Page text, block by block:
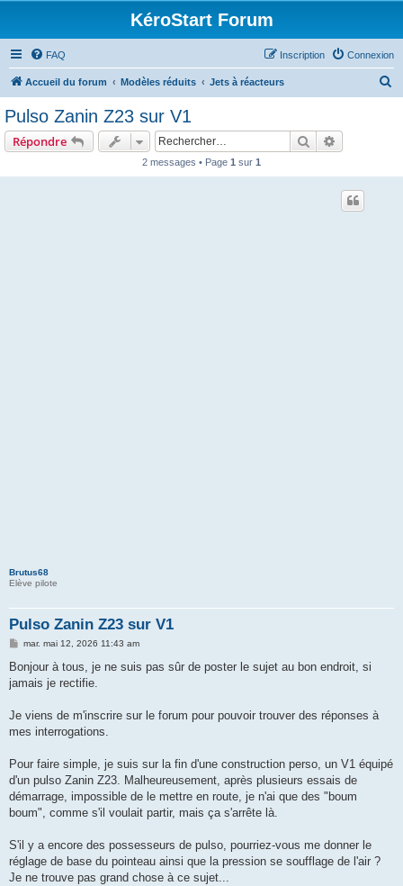
KéroStart Forum
FAQ Connexion
Inscription
Accueil du forum Modèles réduits Jets à réacteurs
Pulso Zanin Z23 sur V1
Répondre Rechercher
2 messages • Page 1 sur 1
Brutus68
Elève pilote
Pulso Zanin Z23 sur V1
M
s
a
mar. mai 12, 2026 11:43 am
Bonjour à tous, je ne suis pas sûr de poster le sujet au bon endroit, si
jamais je rectifie.
Je viens de m'inscrire sur le forum pour pouvoir trouver des réponses à
mes interrogations.
Pour faire simple, je suis sur la fin d'une construction perso, un V1 équipé
d'un pulso Zanin Z23. Malheureusement, après plusieurs essais de
démarrage, impossible de le mettre en route, je n'ai que des "boum
boum", comme s'il voulait partir, mais ça s'arrête là.
S'il y a encore des possesseurs de pulso, pourriez-vous me donner le
réglage de base du pointeau ainsi que la pression se soufflage de l'air ?
Je ne trouve pas grand chose à ce sujet...